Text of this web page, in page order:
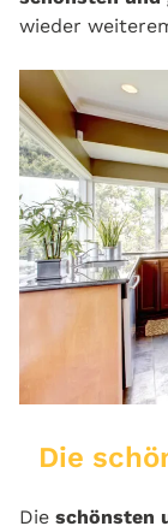
wieder
Die
Die schönsten